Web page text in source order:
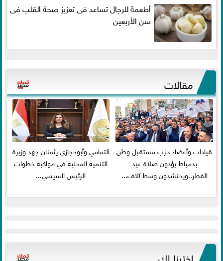
أطعمة للرجال تساعد فى تعزيز صحة القلب فى
سن الأربعين
مقالات
قيادات وأعضاء حزب مستقبل وطن
بدمياط يؤدون صلاة عيد
الفطر..ويحتشدون وسط آلاف...
التمامي وأبوحجازي يثمنان جهد وزيرة
التنمية المحلية في مواكبة خطوات
الرئيس السيسي...
اخترنا لك